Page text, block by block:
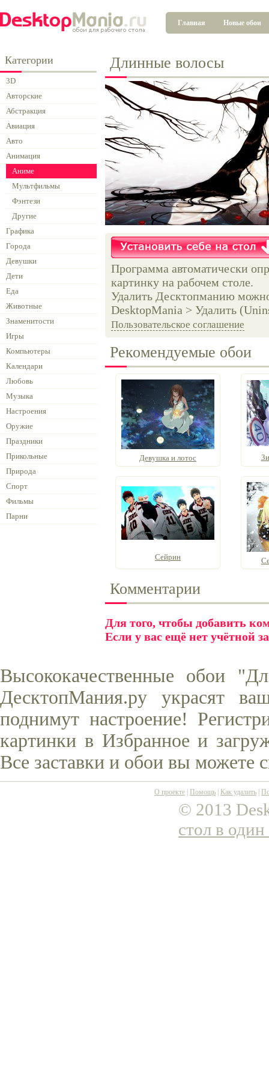
Главная Новые обои
Категории
3D
Авторские
Абстракция
Авиация
Авто
Анимация
Аниме
Мультфильмы
Фэнтези
Другие
Графика
Города
Девушки
Дети
Еда
Животные
Знаменитости
Игры
Компьютеры
Календари
Любовь
Музыка
Настроения
Оружие
Праздники
Прикольные
Природа
Спорт
Фильмы
Парни
Длинные волосы
Программа автоматически
картинку на рабочем столе.
Удалить Десктопманию
DesktopMania > Удалить
Пользовательское соглашение
Рекомендуемые обои
Девушка и лотос
Сейрин
Комментарии
Для того, чтобы добавить
Если у вас ещё нет учётной
Высококачественные обои
ДесктопМания.ру украсят
поднимут настроение!
картинки в Избранное и
Все заставки и обои вы можете
О проекте Помощь Как удалить
© 2013
стол в